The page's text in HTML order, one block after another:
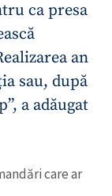
ca presa
an
sau, după
a adăugat
care ar